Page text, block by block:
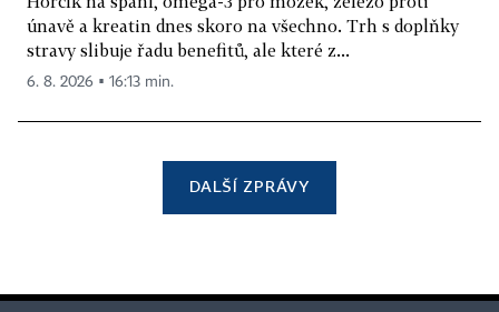
únavě a kreatin dnes skoro na všechno. Trh s doplňky
stravy slibuje řadu benefitů, ale které z...
6. 8. 2026 ▪ 16:13 min.
DALŠÍ ZPRÁVY